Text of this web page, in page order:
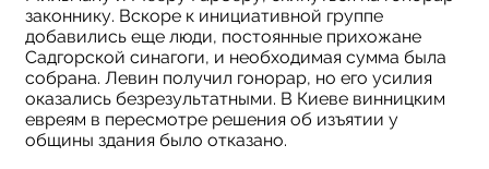
законнику. Вскоре к инициативной группе
добавились еще люди, постоянные прихожане
Садгорской синагоги, и необходимая сумма была
собрана. Левин получил гонорар, но его усилия
оказались безрезультатными. В Киеве винницким
евреям в пересмотре решения об изъятии у
общины здания было отказано.